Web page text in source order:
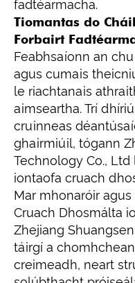
fadtéarmacha.
Tiomantas do
Forbairt
Feabhsaíonn an
agus cumais
le riachtanais
aimseartha. Trí
cruinneas
ghairmiúil, tógann
Technology Co.,
iontaofa cruach
Mar mhonaróir
Cruach Dhosmálta
Zhejiang
táirgí a
creimeadh, neart